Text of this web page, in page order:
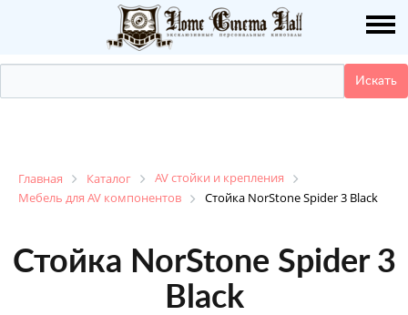
Главная Каталог
AV стойки и крепления
Мебель для AV компонентов
Стойка NorStone Spider 3 Black
О НАС
КАТАЛОГ
ДЕМО ЗАЛ
Стойка NorStone Spider 3
Black